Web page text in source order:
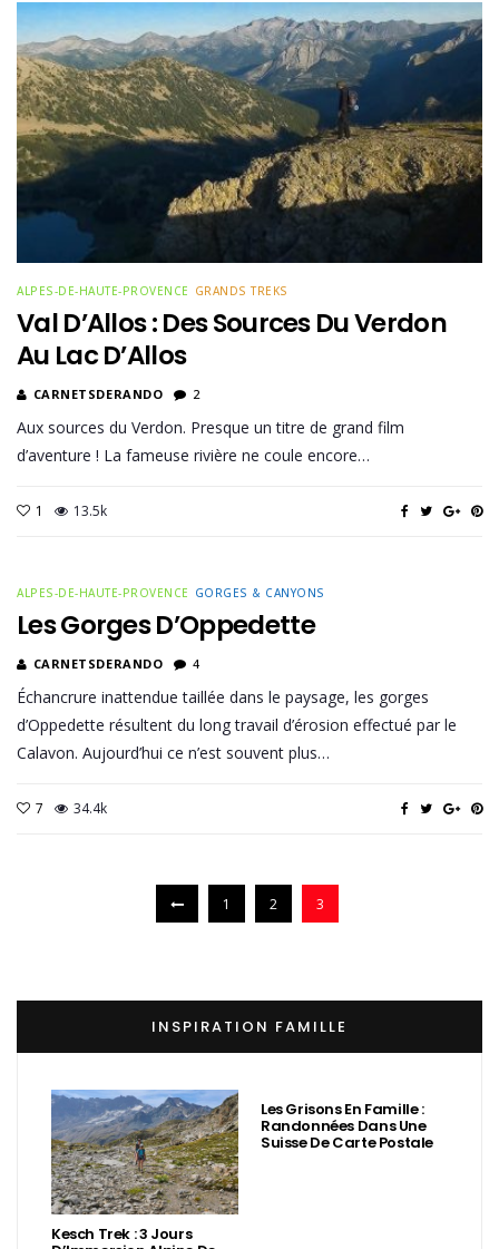
ALPES-DE-HAUTE-PROVENCE GRANDS TREKS
Val D’Allos : Des Sources Du Verdon
Au Lac D’Allos
CARNETSDERANDO 2
Aux sources du Verdon. Presque un titre de grand film
d’aventure ! La fameuse rivière ne coule encore…
1 13.5k
ALPES-DE-HAUTE-PROVENCE GORGES & CANYONS
Les Gorges D’Oppedette
CARNETSDERANDO 4
Échancrure inattendue taillée dans le paysage, les gorges
d’Oppedette résultent du long travail d’érosion effectué par le
Calavon. Aujourd’hui ce n’est souvent plus…
7 34.4k
1 2 3
INSPIRATION FAMILLE
Kesch Trek : 3 Jours
Les Grisons En Famille :
Randonnées Dans Une
Suisse De Carte Postale